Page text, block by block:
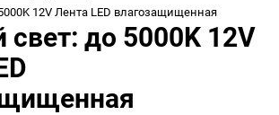
12V Лента LED влагозащищенная
свет: до 5000K 12V